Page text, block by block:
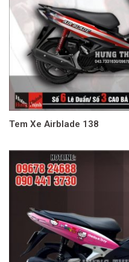
Tem Xe Airblade 138